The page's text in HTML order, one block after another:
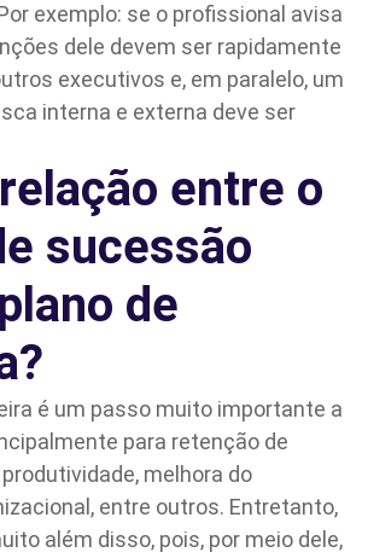
exemplo: se o profissional avisa
dele devem ser rapidamente
executivos e, em paralelo, um
interna e externa deve ser
entre o
sucessão
de
é um passo muito importante a
para retenção de
melhora do
entre outros. Entretanto,
além disso, pois, por meio dele,